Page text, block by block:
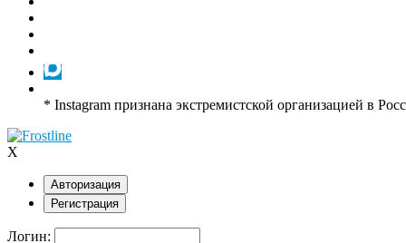
* Instagram признана экстремистской организацией в
X
Авторизация
Регистрация
Логин: